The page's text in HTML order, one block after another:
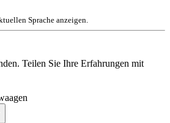
Sprache anzeigen.
Teilen Sie Ihre Erfahrungen mit